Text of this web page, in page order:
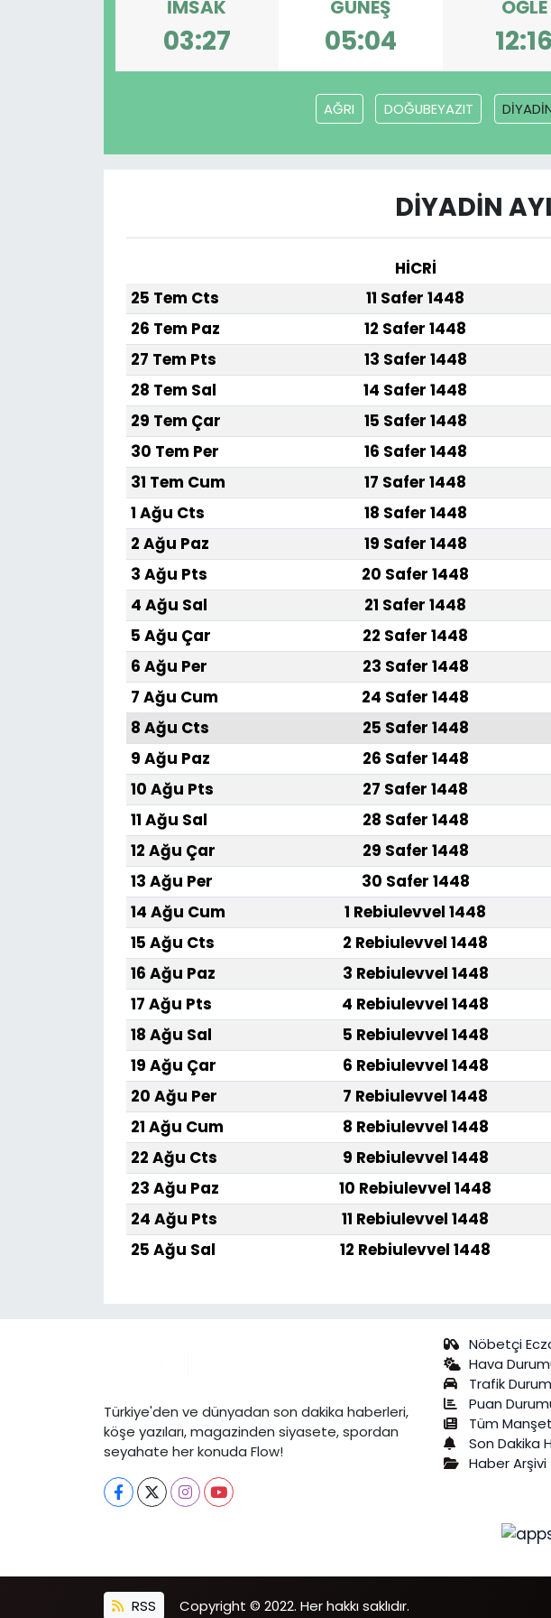
İMSAK
03:27
GÜNEŞ
05:04
ÖĞLE
12:16
AĞRI DOĞUBEYAZIT
DİYADİN
HİCRİ
25 Tem Cts
11 Safer 1448
26 Tem Paz
12 Safer 1448
27 Tem Pts
13 Safer 1448
28 Tem Sal
14 Safer 1448
29 Tem Çar
15 Safer 1448
30 Tem Per
16 Safer 1448
31 Tem Cum
17 Safer 1448
1 Ağu Cts
18 Safer 1448
2 Ağu Paz
19 Safer 1448
3 Ağu Pts
20 Safer 1448
4 Ağu Sal
21 Safer 1448
5 Ağu Çar
22 Safer 1448
6 Ağu Per
23 Safer 1448
7 Ağu Cum
24 Safer 1448
8 Ağu Cts
25 Safer 1448
9 Ağu Paz
26 Safer 1448
10 Ağu Pts
27 Safer 1448
11 Ağu Sal
28 Safer 1448
12 Ağu Çar
29 Safer 1448
13 Ağu Per
30 Safer 1448
14 Ağu Cum
1 Rebiulevvel 1448
15 Ağu Cts
2 Rebiulevvel 1448
16 Ağu Paz
3 Rebiulevvel 1448
17 Ağu Pts
4 Rebiulevvel 1448
18 Ağu Sal
5 Rebiulevvel 1448
19 Ağu Çar
6 Rebiulevvel 1448
20 Ağu Per
7 Rebiulevvel 1448
21 Ağu Cum
8 Rebiulevvel 1448
22 Ağu Cts
9 Rebiulevvel 1448
23 Ağu Paz
10 Rebiulevvel 1448
24 Ağu Pts
11 Rebiulevvel 1448
25 Ağu Sal
12 Rebiulevvel 1448
Türkiye'den ve dünyadan son dakika haberleri,
köşe yazıları, magazinden siyasete, spordan
seyahate her konuda Flow!
Nöbetçi
Hava
Trafik
Puan
Tüm
Son Dakika
Haber Arşivi
RSS Copyright © 2022. Her hakkı saklıdır.